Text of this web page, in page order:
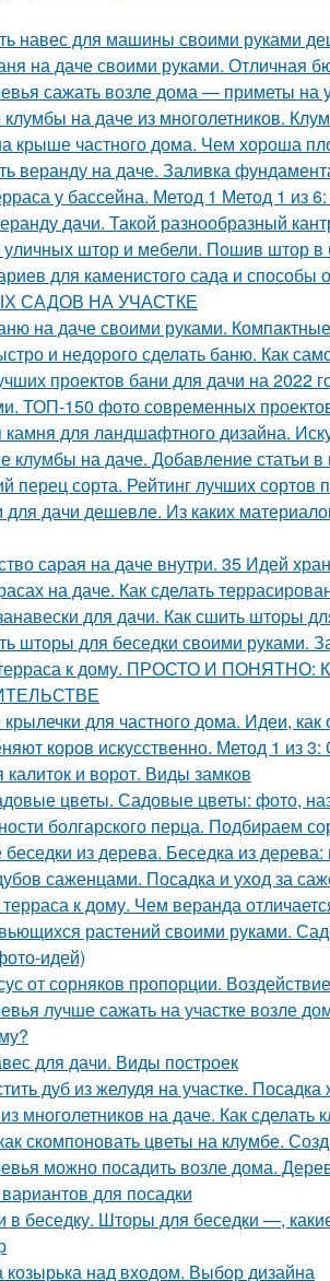
навес для машины своими руками
на даче своими руками. Отличная
сажать возле дома — приметы на
на даче из многолетников.
крыше частного дома. Чем хороша
веранду на даче. Заливка
у бассейна. Метод 1 Метод 1 из
дачи. Такой разнообразный
уличных штор и мебели. Пошив штор в
для каменистого сада и
САДОВ НА УЧАСТКЕ
на даче своими руками.
и недорого сделать баню. Как
проектов бани для дачи на 2022
ТОП-150 фото современных
для ландшафтного дизайна.
клумбы на даче. Добавление статьи
перец сорта. Рейтинг лучших сортов
для дачи дешевле. Из каких
сарая на даче внутри. 35 Идей
на даче. Как сделать
для дачи. Как сшить шторы
шторы для беседки своими руками.
к дому. ПРОСТО И
для частного дома. Идеи,
коров искусственно. Метод 1 из
калиток и ворот. Виды замков
цветы. Садовые цветы: фото,
болгарского перца. Подбираем
из дерева. Беседка из
саженцами. Посадка и уход за
к дому. Чем веранда
растений своими руками.
идей)
от сорняков пропорции.
лучше сажать на участке возле
для дачи. Виды построек
дуб из желудя на участке.
многолетников на даче. Как
скомпоновать цветы на клумбе.
можно посадить возле дома.
для посадки
в беседку. Шторы для беседки —,
козырька над входом. Выбор дизайна